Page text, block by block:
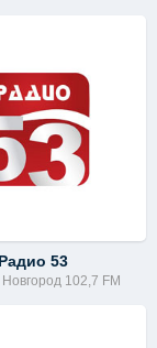
Радио 53
102,7 FM